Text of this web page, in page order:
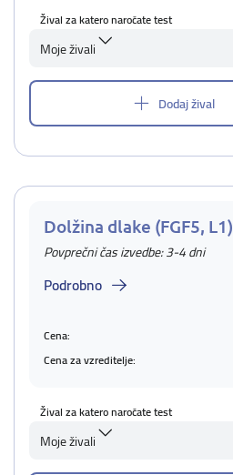
Žival za katero naročate test
Moje živali
Dodaj žival
Dolžina dlake (FGF5, L1)
Povprečni čas izvedbe: 3-4 dni
Podrobno
Cena:
Cena za vzreditelje:
Žival za katero naročate test
Moje živali